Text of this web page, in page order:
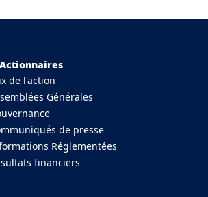
Actionnaires
de l'action
Générales
de presse
Réglementées
financiers